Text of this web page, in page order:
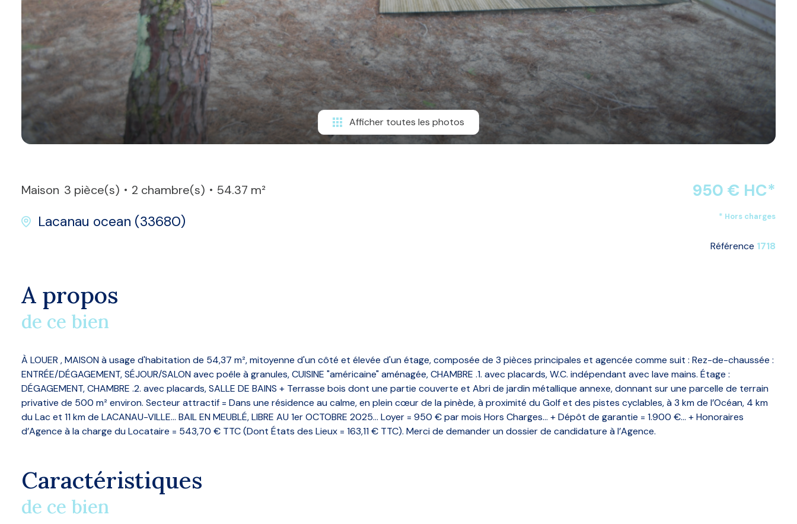
Afficher toutes les photos
Maison 3 pièce(s) 2 chambre(s) 54.37 m²
Lacanau ocean (33680)
950 € HC*
* Hors charges
Référence 1718
A propos
de ce bien
À LOUER , MAISON à usage d'habitation de 54,37 m², mitoyenne d'un côté et élevée d'un étage, composée de 3 pièces principales et agencée comme suit : Rez-de-chaussée :
ENTRÉE/DÉGAGEMENT, SÉJOUR/SALON avec poêle à granules, CUISINE "américaine" aménagée, CHAMBRE .1. avec placards, W.C. indépendant avec lave mains. Étage :
DÉGAGEMENT, CHAMBRE .2. avec placards, SALLE DE BAINS + Terrasse bois dont une partie couverte et Abri de jardin métallique annexe, donnant sur une parcelle de terrain
privative de 500 m² environ. Secteur attractif = Dans une résidence au calme, en plein cœur de la pinède, à proximité du Golf et des pistes cyclables, à 3 km de l’Océan, 4 km
du Lac et 11 km de LACANAU-VILLE… BAIL EN MEUBLÉ, LIBRE AU 1er OCTOBRE 2025... Loyer = 950 € par mois Hors Charges... + Dépôt de garantie = 1.900 €... + Honoraires
d’Agence à la charge du Locataire = 543,70 € TTC (Dont États des Lieux = 163,11 € TTC). Merci de demander un dossier de candidature à l’Agence.
Caractéristiques
de ce bien